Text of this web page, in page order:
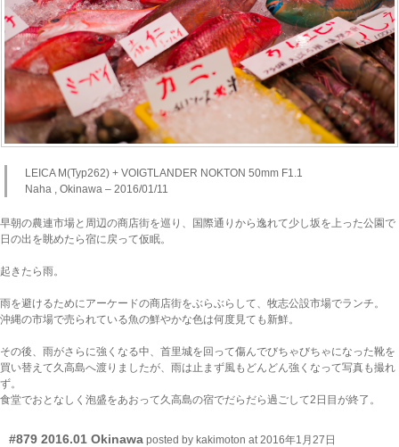
LEICA M(Typ262) + VOIGTLANDER NOKTON 50mm F1.1
Naha , Okinawa – 2016/01/11
早朝の農連市場と周辺の商店街を巡り、国際通りから逸れて少し坂を上った公園で
日の出を眺めたら宿に戻って仮眠。
起きたら雨。
雨を避けるためにアーケードの商店街をぶらぶらして、牧志公設市場でランチ。
沖縄の市場で売られている魚の鮮やかな色は何度見ても新鮮。
その後、雨がさらに強くなる中、首里城を回って傷んでびちゃびちゃになった靴を
買い替えて久高島へ渡りましたが、雨は止まず風もどんどん強くなって写真も撮れ
ず。
食堂でおとなしく泡盛をあおって久高島の宿でだらだら過ごして2日目が終了。
#879 2016.01 Okinawa posted by kakimoton at 2016年1月27日